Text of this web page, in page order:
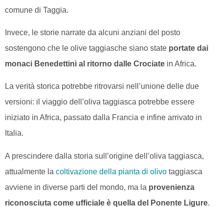
comune di Taggia.
Invece, le storie narrate da alcuni anziani del posto
sostengono che le olive taggiasche siano state portate dai
monaci Benedettini al ritorno dalle Crociate in Africa.
La verità storica potrebbe ritrovarsi nell’unione delle due
versioni: il viaggio dell’oliva taggiasca potrebbe essere
iniziato in Africa, passato dalla Francia e infine arrivato in
Italia.
A prescindere dalla storia sull’origine dell’oliva taggiasca,
attualmente la coltivazione della pianta di olivo taggiasca
avviene in diverse parti del mondo, ma la provenienza
riconosciuta come ufficiale è quella del Ponente Ligure.